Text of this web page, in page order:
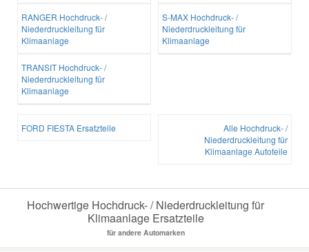
RANGER Hochdruck- /
Niederdruckleitung für
Klimaanlage
S-MAX Hochdruck- /
Niederdruckleitung für
Klimaanlage
TRANSIT Hochdruck- /
Niederdruckleitung für
Klimaanlage
FORD FIESTA Ersatzteile
Alle Hochdruck- /
Niederdruckleitung für
Klimaanlage Autoteile
Hochwertige Hochdruck- / Niederdruckleitung für
Klimaanlage Ersatzteile
für andere Automarken